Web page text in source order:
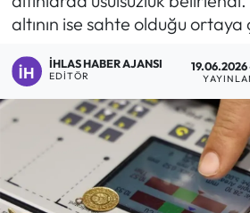
altının ise sahte olduğu ortaya
İHLAS HABER AJANSI
EDITÖR
19.06.2026
Çorum Haberleri
Çorum Son Dakika Haberleri
Dodurga Haberleri
Ekonomi
Tüm Manşetler
Son Dakika Haberleri
Haber Arşivi